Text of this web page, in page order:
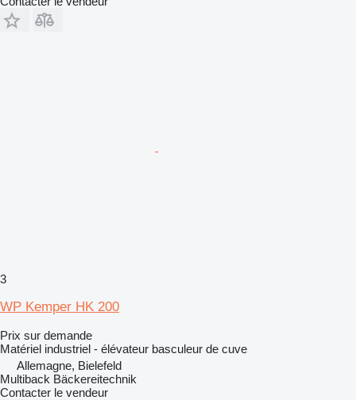
3
WP Kemper HK 200
Prix sur demande
Matériel industriel - élévateur basculeur de cuve
Allemagne, Bielefeld
Multiback Bäckereitechnik
Contacter le vendeur